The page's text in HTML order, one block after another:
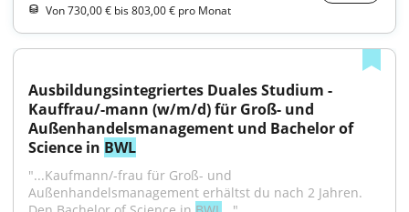
Von 730,00 € bis 803,00 € pro Monat
Ausbildungsintegriertes Duales Studium -
Kauffrau/-mann (w/m/d) für Groß- und
Außenhandelsmanagement und Bachelor of
Science in BWL
"...Kaufmann/-frau für Groß- und
Außenhandelsmanagement erhältst du nach 2 Jahren.